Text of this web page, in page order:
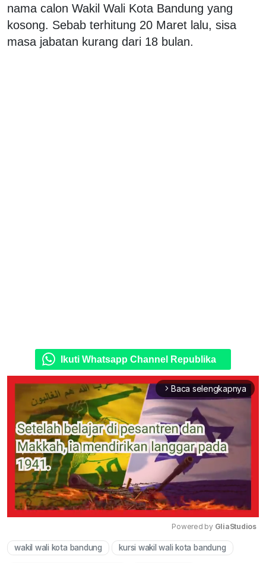
nama calon Wakil Wali Kota Bandung yang
kosong. Sebab terhitung 20 Maret lalu, sisa
masa jabatan kurang dari 18 bulan.
Ikuti Whatsapp Channel Republika
arrow_forward_ios Baca selengkapnya
Mute
Powered by GliaStudios
wakil wali kota bandung kursi wakil wali kota bandung